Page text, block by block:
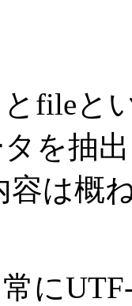
fileと
を抽
容は概
に